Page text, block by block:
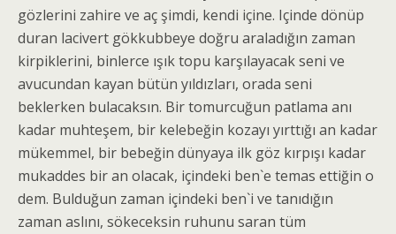
gözlerini zahire ve aç şimdi, kendi içine. Içinde dönüp
duran lacivert gökkubbeye doğru araladığın zaman
kirpiklerini, binlerce ışık topu karşılayacak seni ve
avucundan kayan bütün yıldızları, orada seni
beklerken bulacaksın. Bir tomurcuğun patlama anı
kadar muhteşem, bir kelebeğin kozayı yırttığı an kadar
mükemmel, bir bebeğin dünyaya ilk göz kırpışı kadar
mukaddes bir an olacak, içindeki ben`e temas ettiğin o
dem. Bulduğun zaman içindeki ben`i ve tanıdığın
zaman aslını, sökeceksin ruhunu saran tüm